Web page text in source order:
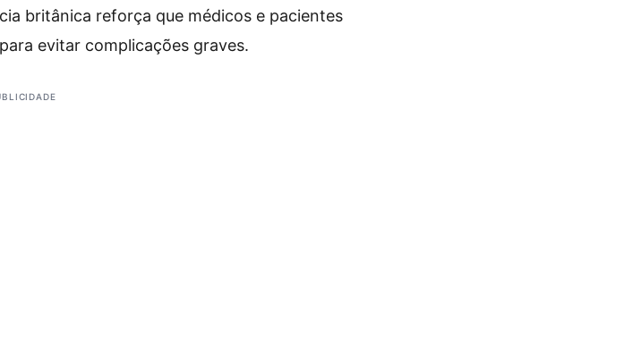
britânica reforça que médicos e pacientes
evitar complicações graves.​